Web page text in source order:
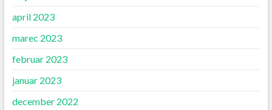
april 2023
marec 2023
februar 2023
januar 2023
december 2022